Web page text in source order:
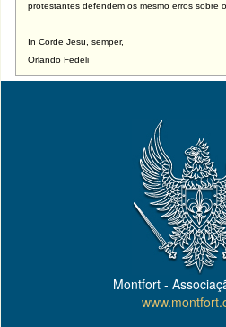
protestantes defendem os mesmo erros sobre
In Corde Jesu, semper,
Orlando Fedeli
Montfort -